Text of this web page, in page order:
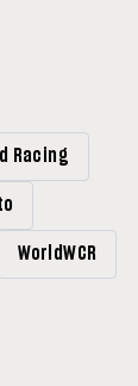
Racing
WorldWCR